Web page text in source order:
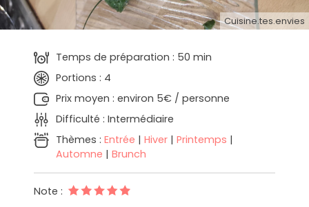
Cuisine.tes.envies
Temps de préparation : 50 min
Portions : 4
Prix moyen : environ 5€ / personne
Difficulté : Intermédiaire
Thèmes : Entrée | Hiver | Printemps |
Automne | Brunch
Note :